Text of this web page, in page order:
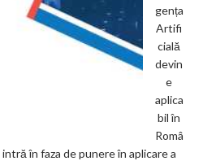
gența
Artifi
cială
devin
e
aplica
bil în
Româ
în faza de punere în aplicare a